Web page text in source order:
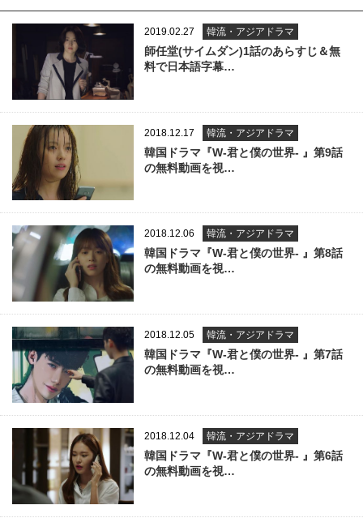
2019.02.27 韓流・アジアドラマ
師任堂(サイムダン)1話のあらすじ＆無
料で日本語字幕…
2018.12.17 韓流・アジアドラマ
韓国ドラマ『W-君と僕の世界- 』第9話
の無料動画を視…
2018.12.06 韓流・アジアドラマ
韓国ドラマ『W-君と僕の世界- 』第8話
の無料動画を視…
2018.12.05 韓流・アジアドラマ
韓国ドラマ『W-君と僕の世界- 』第7話
の無料動画を視…
2018.12.04 韓流・アジアドラマ
韓国ドラマ『W-君と僕の世界- 』第6話
の無料動画を視…